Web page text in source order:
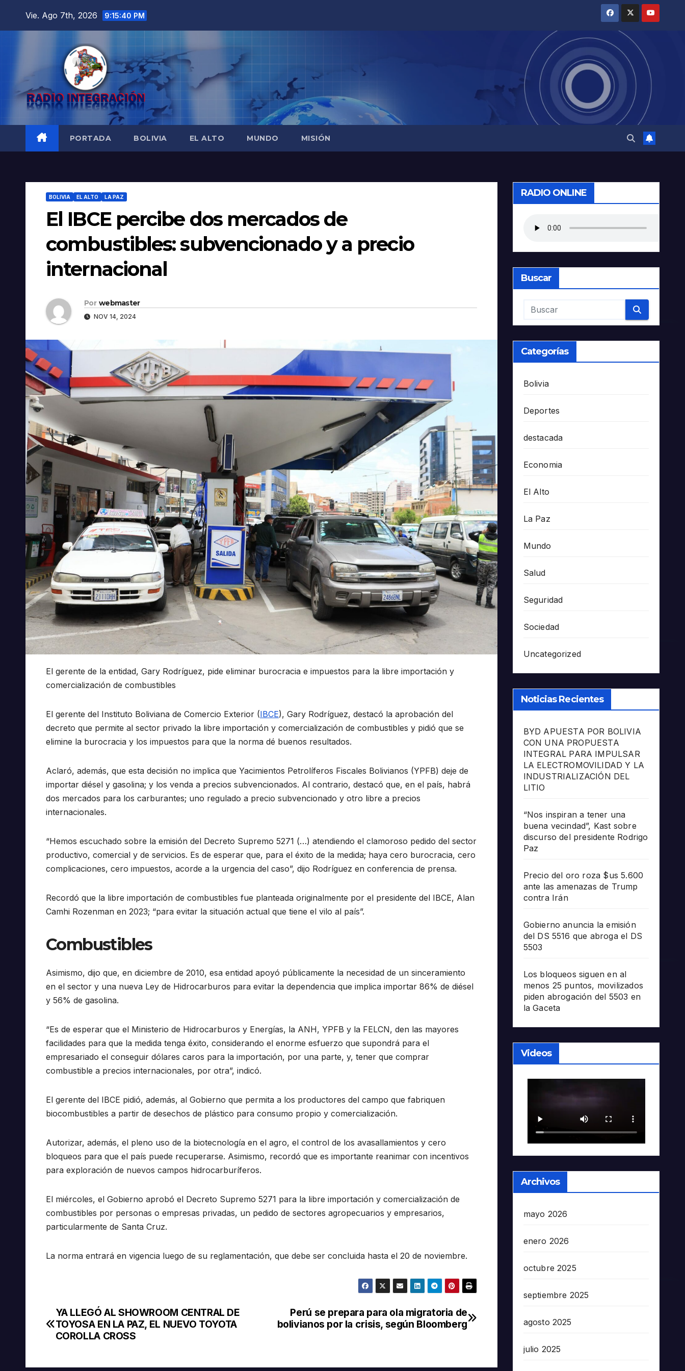
Vie. Ago 7th, 2026 9:15:42 PM
PORTADA BOLIVIA EL ALTO MUNDO MISIÓN
BOLIVIA EL ALTO LA PAZ
El IBCE percibe dos mercados de
combustibles: subvencionado y a precio
internacional
Por webmaster
NOV 14, 2024
El gerente de la entidad, Gary Rodríguez, pide eliminar burocracia e impuestos para la libre importación y
comercialización de combustibles
El gerente del Instituto Boliviana de Comercio Exterior (IBCE), Gary Rodríguez, destacó la aprobación del
decreto que permite al sector privado la libre importación y comercialización de combustibles y pidió que se
elimine la burocracia y los impuestos para que la norma dé buenos resultados.
Aclaró, además, que esta decisión no implica que Yacimientos Petrolíferos Fiscales Bolivianos (YPFB) deje de
importar diésel y gasolina; y los venda a precios subvencionados. Al contrario, destacó que, en el país, habrá
dos mercados para los carburantes; uno regulado a precio subvencionado y otro libre a precios
internacionales.
“Hemos escuchado sobre la emisión del Decreto Supremo 5271 (…) atendiendo el clamoroso pedido del sector
productivo, comercial y de servicios. Es de esperar que, para el éxito de la medida; haya cero burocracia, cero
complicaciones, cero impuestos, acorde a la urgencia del caso”, dijo Rodríguez en conferencia de prensa.
Recordó que la libre importación de combustibles fue planteada originalmente por el presidente del IBCE, Alan
Camhi Rozenman en 2023; “para evitar la situación actual que tiene el vilo al país”.
Combustibles
Asimismo, dijo que, en diciembre de 2010, esa entidad apoyó públicamente la necesidad de un sinceramiento
en el sector y una nueva Ley de Hidrocarburos para evitar la dependencia que implica importar 86% de diésel
y 56% de gasolina.
“Es de esperar que el Ministerio de Hidrocarburos y Energías, la ANH, YPFB y la FELCN, den las mayores
facilidades para que la medida tenga éxito, considerando el enorme esfuerzo que supondrá para el
empresariado el conseguir dólares caros para la importación, por una parte, y, tener que comprar
combustible a precios internacionales, por otra”, indicó.
El gerente del IBCE pidió, además, al Gobierno que permita a los productores del campo que fabriquen
biocombustibles a partir de desechos de plástico para consumo propio y comercialización.
Autorizar, además, el pleno uso de la biotecnología en el agro, el control de los avasallamientos y cero
bloqueos para que el país puede recuperarse. Asimismo, recordó que es importante reanimar con incentivos
para exploración de nuevos campos hidrocarburíferos.
El miércoles, el Gobierno aprobó el Decreto Supremo 5271 para la libre importación y comercialización de
combustibles por personas o empresas privadas, un pedido de sectores agropecuarios y empresarios,
particularmente de Santa Cruz.
La norma entrará en vigencia luego de su reglamentación, que debe ser concluida hasta el 20 de noviembre.
Navegación
de
Perú se prepara para ola migratoria de
bolivianos por la crisis, según Bloomberg
YA LLEGÓ AL SHOWROOM CENTRAL DE
TOYOSA EN LA PAZ, EL NUEVO TOYOTA
COROLLA CROSS
RADIO ONLINE
Buscar
Categorías
Bolivia
Deportes
destacada
Economia
El Alto
La Paz
Mundo
Salud
Seguridad
Sociedad
Uncategorized
Noticias Recientes
BYD APUESTA POR BOLIVIA
CON UNA PROPUESTA
INTEGRAL PARA IMPULSAR
LA ELECTROMOVILIDAD Y LA
INDUSTRIALIZACIÓN DEL
LITIO
“Nos inspiran a tener una
buena vecindad”, Kast sobre
discurso del presidente Rodrigo
Paz
Precio del oro roza $us 5.600
ante las amenazas de Trump
contra Irán
Gobierno anuncia la emisión
del DS 5516 que abroga el DS
5503
Los bloqueos siguen en al
menos 25 puntos, movilizados
piden abrogación del 5503 en
la Gaceta
Videos
Archivos
mayo 2026
enero 2026
octubre 2025
septiembre 2025
agosto 2025
julio 2025